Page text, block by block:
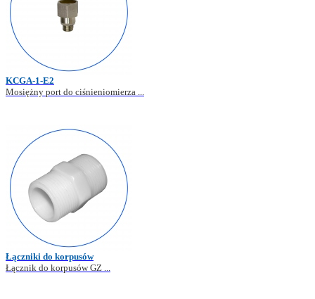
KCGA-1-E2
Mosiężny port do ciśnieniomierza ...
Łączniki do korpusów
Łącznik do korpusów GZ ...